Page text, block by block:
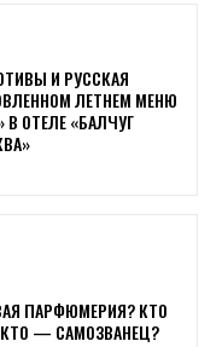
И РУССКАЯ
ЛЕТНЕМ МЕНЮ
В ОТЕЛЕ «БАЛЧУГ
ПАРФЮМЕРИЯ? КТО
— САМОЗВАНЕЦ?